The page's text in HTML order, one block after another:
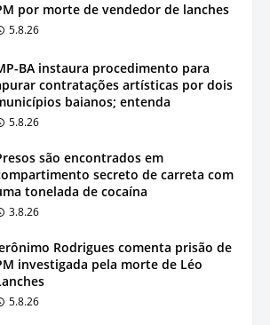
por morte de vendedor de lanches
5.8.26
BA instaura procedimento para
contratações artísticas por dois
baianos; entenda
5.8.26
são encontrados em
secreto de carreta com
tonelada de cocaína
3.8.26
Rodrigues comenta prisão de
investigada pela morte de Léo
5.8.26